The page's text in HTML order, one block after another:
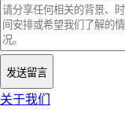
发送留言
关于我们